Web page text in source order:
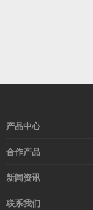
产品中心
高速线缆
以太网交换机
合作产品
希捷硬盘
新闻资讯
行业动态
联系我们